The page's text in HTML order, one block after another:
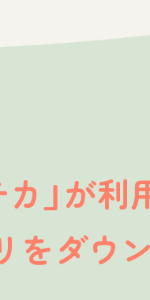
」が利
をダウ